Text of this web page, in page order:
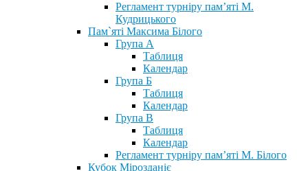
Регламент турніру пам’яті М.
Кудрицького
Пам`яті Максима Білого
Група А
Таблиця
Календар
Група Б
Таблиця
Календар
Група В
Таблиця
Календар
Регламент турніру пам’яті М. Білого
Кубок Мірозданіє